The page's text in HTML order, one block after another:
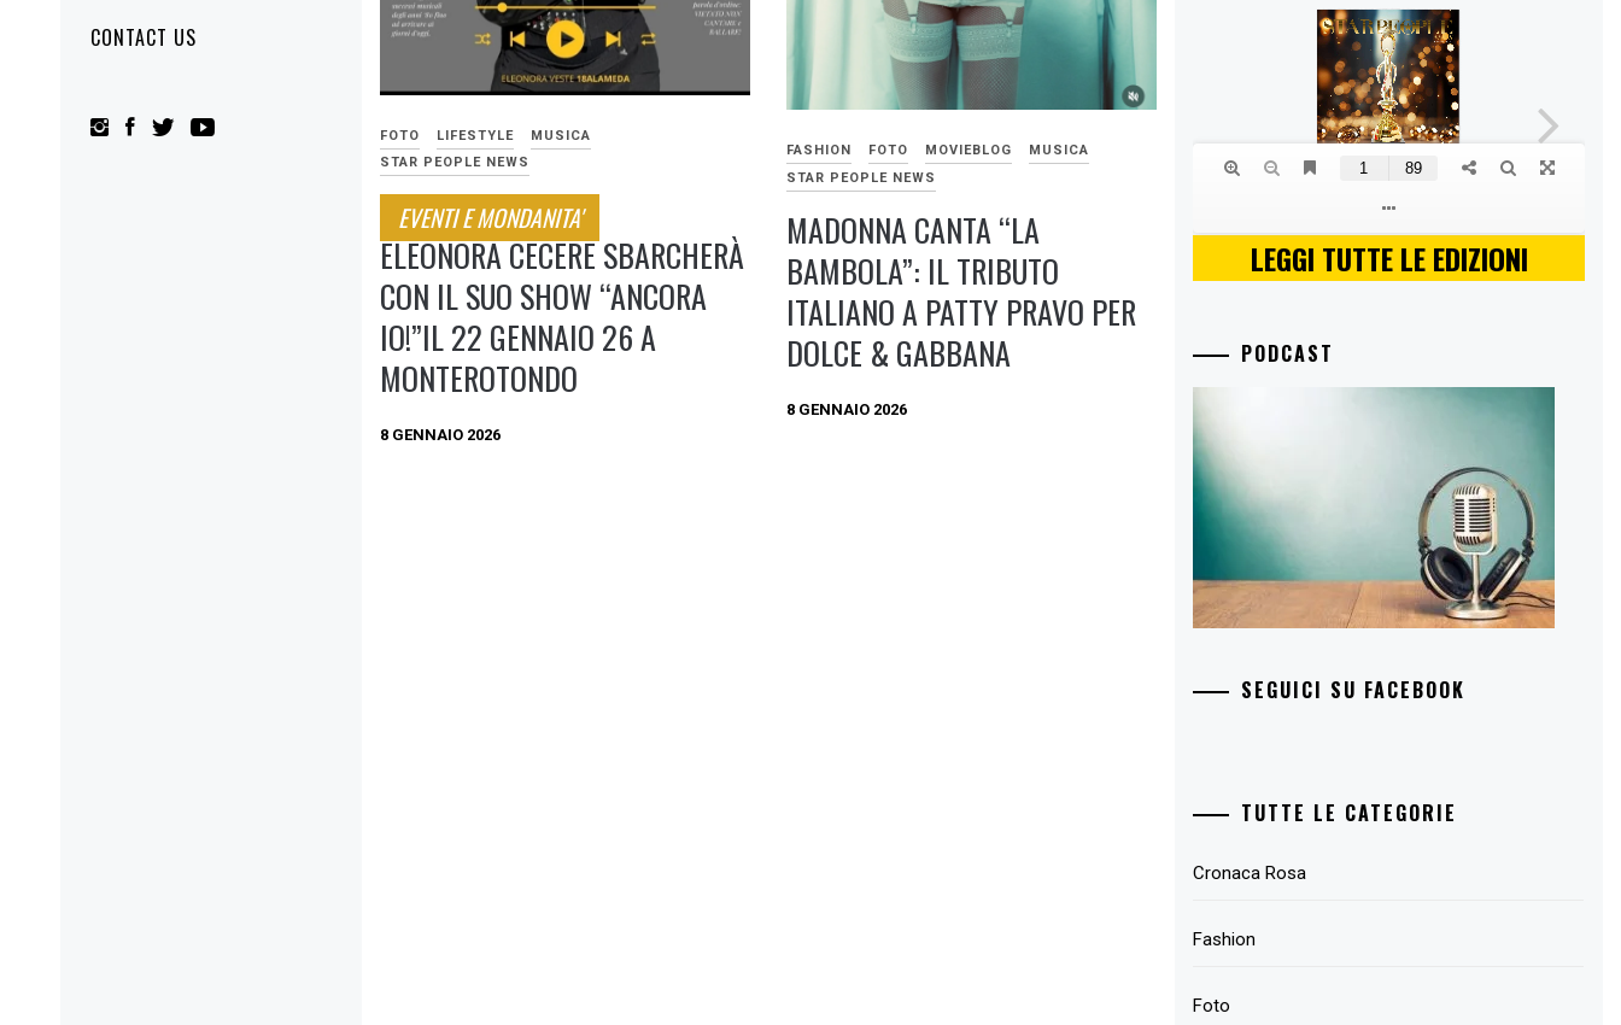
CONTACT US
FOTO LIFESTYLE
MUSICA
STAR PEOPLE NEWS
EVENTI E MONDANITA'
ELEONORA CECERE SBARCHERÀ
CON IL SUO SHOW “ANCORA
IO!”IL 22 GENNAIO 26 A
MONTEROTONDO
8 GENNAIO 2026
FASHION FOTO MOVIEBLOG
MUSICA
STAR PEOPLE NEWS
MADONNA CANTA “LA
BAMBOLA”: IL TRIBUTO
ITALIANO A PATTY PRAVO PER
DOLCE & GABBANA
8 GENNAIO 2026
LEGGI TUTTE LE EDIZIONI
PODCAST
SEGUICI SU FACEBOOK
TUTTE LE CATEGORIE
Cronaca Rosa
Fashion
Foto